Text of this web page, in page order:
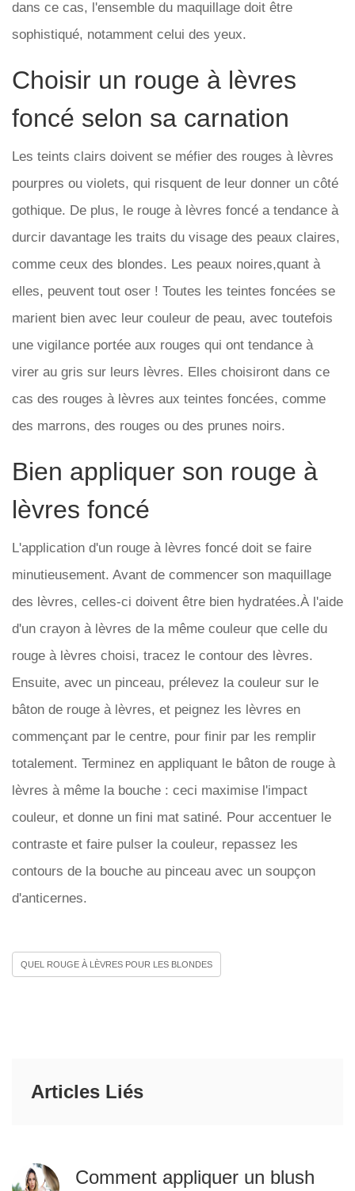
dans ce cas, l'ensemble du maquillage doit être
sophistiqué, notamment celui des yeux.
Choisir un rouge à lèvres
foncé selon sa carnation
Les teints clairs doivent se méfier des rouges à lèvres
pourpres ou violets, qui risquent de leur donner un côté
gothique. De plus, le rouge à lèvres foncé a tendance à
durcir davantage les traits du visage des peaux claires,
comme ceux des blondes. Les peaux noires,quant à
elles, peuvent tout oser ! Toutes les teintes foncées se
marient bien avec leur couleur de peau, avec toutefois
une vigilance portée aux rouges qui ont tendance à
virer au gris sur leurs lèvres. Elles choisiront dans ce
cas des rouges à lèvres aux teintes foncées, comme
des marrons, des rouges ou des prunes noirs.
Bien appliquer son rouge à
lèvres foncé
L'application d'un rouge à lèvres foncé doit se faire
minutieusement. Avant de commencer son maquillage
des lèvres, celles-ci doivent être bien hydratées.À l'aide
d'un crayon à lèvres de la même couleur que celle du
rouge à lèvres choisi, tracez le contour des lèvres.
Ensuite, avec un pinceau, prélevez la couleur sur le
bâton de rouge à lèvres, et peignez les lèvres en
commençant par le centre, pour finir par les remplir
totalement. Terminez en appliquant le bâton de rouge à
lèvres à même la bouche : ceci maximise l'impact
couleur, et donne un fini mat satiné. Pour accentuer le
contraste et faire pulser la couleur, repassez les
contours de la bouche au pinceau avec un soupçon
d'anticernes.
QUEL ROUGE À LÈVRES POUR LES BLONDES
Articles Liés
Comment appliquer un blush